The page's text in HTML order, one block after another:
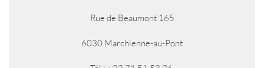
Rue de Beaumont 165
6030 Marchienne-au-Pont